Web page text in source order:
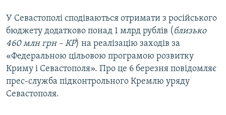
Усі сайти RFE/RL
У Севастополі сподіваються отримати з російського
бюджету додатково понад 1 млрд рублів ( близько
460 млн грн – КР) на реалізацію заходів за
«Федеральною цільовою програмою розвитку
Криму і Севастополя». Про це 6 березня повідомляє
прес-служба підконтрольного Кремлю уряду
Севастополя.